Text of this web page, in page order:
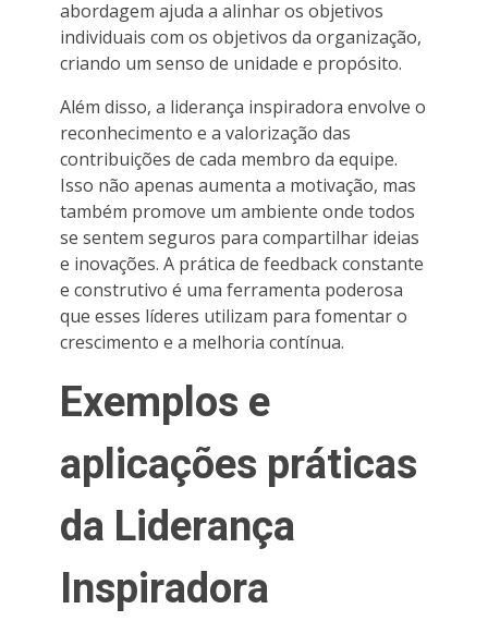
abordagem ajuda a alinhar os objetivos
individuais com os objetivos da organização,
criando um senso de unidade e propósito.
Além disso, a liderança inspiradora envolve o
reconhecimento e a valorização das
contribuições de cada membro da equipe.
Isso não apenas aumenta a motivação, mas
também promove um ambiente onde todos
se sentem seguros para compartilhar ideias
e inovações. A prática de feedback constante
e construtivo é uma ferramenta poderosa
que esses líderes utilizam para fomentar o
crescimento e a melhoria contínua.
Exemplos e
aplicações práticas
da Liderança
Inspiradora